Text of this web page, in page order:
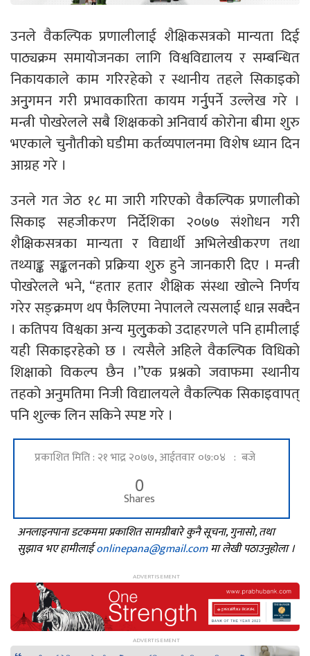
उनले वैकल्पिक प्रणालीलाई शैक्षिकसत्रको मान्यता दिई
पाठ्यक्रम समायोजनका लागि विश्वविद्यालय र सम्बन्धित
निकायकाले काम गरिरहेको र स्थानीय तहले सिकाइको
अनुुगमन गरी प्रभावकारिता कायम गर्नुुपर्ने उल्लेख गरे ।
मन्त्री पोखरेलले सबै शिक्षकको अनिवार्य कोरोना बीमा शुरु
भएकाले चुनौतीको घडीमा कर्तव्यपालनमा विशेष ध्यान दिन
आग्रह गरे ।
उनले गत जेठ १८ मा जारी गरिएको वैकल्पिक प्रणालीको
सिकाइ सहजीकरण निर्देशिका २०७७ संशोधन गरी
शैक्षिकसत्रका मान्यता र विद्यार्थी अभिलेखीकरण तथा
तथ्याङ्क सङ्कलनको प्रक्रिया शुरु हुने जानकारी दिए । मन्त्री
पोखरेलले भने, “हतार हतार शैक्षिक संस्था खोल्ने निर्णय
गरेर सङ्क्रमण थप फैलिएमा नेपालले त्यसलाई धान्न सक्दैन
। कतिपय विश्वका अन्य मुलुुकको उदाहरणले पनि हामीलाई
यही सिकाइरहेको छ । त्यसैले अहिले वैकल्पिक विधिको
शिक्षाको विकल्प छैन ।”एक प्रश्नको जवाफमा स्थानीय
तहको अनुमतिमा निजी विद्यालयले वैकल्पिक सिकाइवापत्
पनि शुल्क लिन सकिने स्पष्ट गरे ।
प्रकाशित मिति : २१ भाद्र २०७७, आईतवार ०७:०४ : बजे
0
Shares
अनलाइनपाना डटकममा प्रकाशित सामग्रीबारे कुनै सूचना, गुनासो, तथा
सुझाव भए हामीलाईonlinepana@gmail.comमा लेखी पठाउनुहोला ।